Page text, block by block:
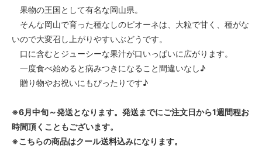
果物の王国として有名な岡山県。
そんな岡山で育った種なしのピオーネは、大粒で甘く、種がな
いので大変召し上がりやすいぶどうです。
口に含むとジューシーな果汁が口いっぱいに広がります。
一度食べ始めると病みつきになること間違いなし♪
贈り物やお祝いにもぴったりです♪
※6月中旬～発送となります。発送までにご注文日から1週間程お
時間頂くこともございます。
※こちらの商品はクール送料込みになります。